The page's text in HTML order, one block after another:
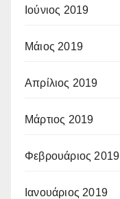
Ιούνιος 2019
Μάιος 2019
Απρίλιος 2019
Μάρτιος 2019
Φεβρουάριος 2019
Ιανουάριος 2019